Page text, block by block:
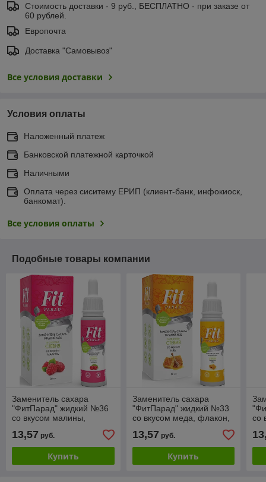
Стоимость доставки - 9 руб., БЕСПЛАТНО - при заказе от
60 рублей.
Европочта
Доставка "Самовывоз"
Все условия доставки
Условия оплаты
Наложенный платеж
Банковской платежной карточкой
Наличными
Оплата через сиситему ЕРИП (клиент-банк, инфокиоск,
банкомат).
Все условия оплаты
Подобные товары компании
Заменитель сахара
"ФитПарад" жидкий №36
со вкусом малины,
13,57 руб.
Купить
Заменитель сахара
"ФитПарад" жидкий №33
со вкусом меда, флакон,
13,57 руб.
Купить
со